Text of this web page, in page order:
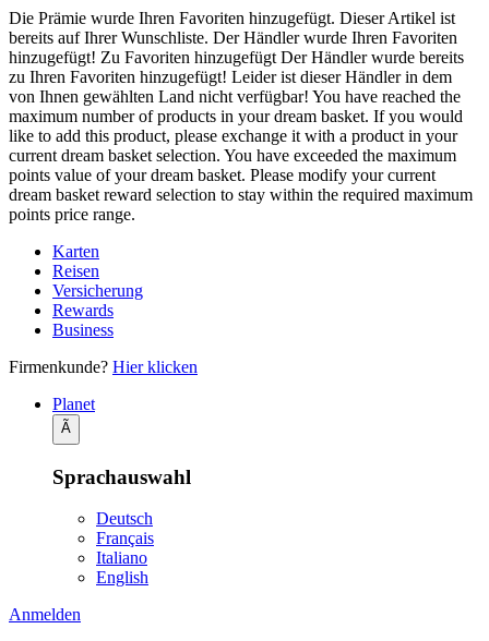
Die Prämie wurde Ihren Favoriten hinzugefügt. Dieser Artikel ist
bereits auf Ihrer Wunschliste. Der Händler wurde Ihren Favoriten
hinzugefügt! Zu Favoriten hinzugefügt Der Händler wurde bereits
zu Ihren Favoriten hinzugefügt! Leider ist dieser Händler in dem
von Ihnen gewählten Land nicht verfügbar! You have reached the
maximum number of products in your dream basket. If you would
like to add this product, please exchange it with a product in your
current dream basket selection. You have exceeded the maximum
points value of your dream basket. Please modify your current
dream basket reward selection to stay within the required maximum
points price range.
Karten
Reisen
Versicherung
Rewards
Business
Firmenkunde? Hier klicken
Planet
Ã
Sprachauswahl
Deutsch
Français
Italiano
English
Anmelden